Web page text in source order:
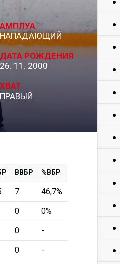
АМПЛУА
НАПАДАЮЩИЙ
ДАТА РОЖДЕНИЯ
26. 11. 2000
ХВАТ
ПРАВЫЙ
ВВБР %ВБР
7 46,7%
0 0%
0 -
0 -